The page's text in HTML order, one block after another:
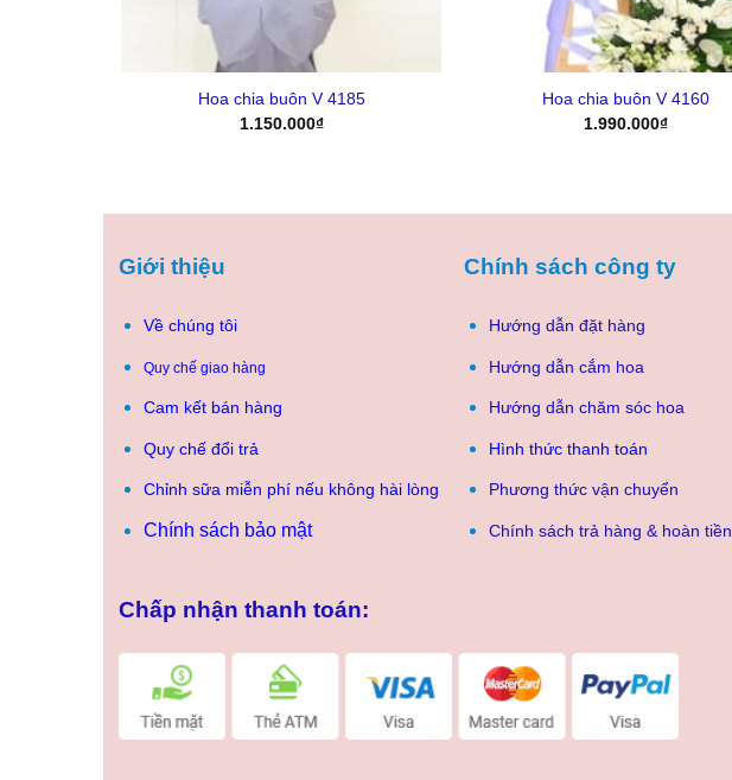
Hoa chia buôn V 4185
1.150.000₫
Hoa chia buôn V 4160
1.990.000₫
Giới thiệu
Về chúng tôi
Quy chế giao hàng
Cam kết bán hàng
Quy chế đổi trả
Chỉnh sữa miễn phí nếu không hài lòng
Chính sách bảo mật
Chính sách công ty
Hướng dẫn đặt hàng
Hướng dẫn cắm hoa
Hướng dẫn chăm sóc hoa
Hình thức thanh toán
Phương thức vận chuyển
Chính sách trả hàng & hoàn tiền
Chấp nhận thanh toán: